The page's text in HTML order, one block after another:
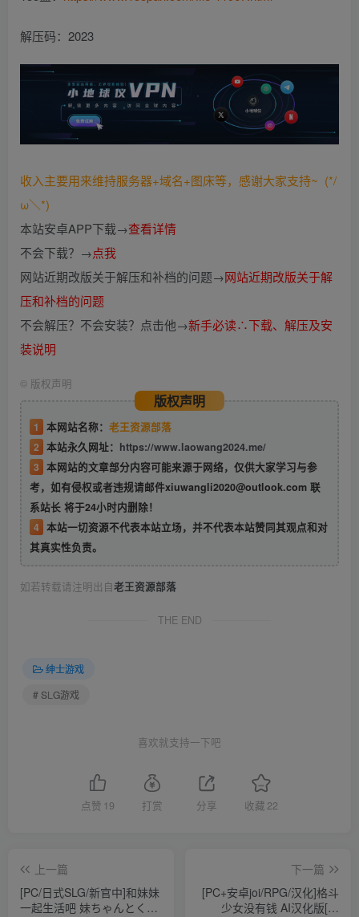
解压码：2023
收入主要用来维持服务器+域名+图床等，感谢大家支持~ (*/
ω＼*)
本站安卓APP下载→查看详情
不会下载？→点我
网站近期改版关于解压和补档的问题→网站近期改版关于解
压和补档的问题
不会解压？不会安装？点击他→新手必读∴下载、解压及安
装说明
© 版权声明
版权声明
1 本网站名称： 老王资源部落
2 本站永久网址： https://www.laowang2024.me/
3 本网站的文章部分内容可能来源于网络，仅供大家学习与参
考，如有侵权或者违规请邮件xiuwangli2020@outlook.com 联
系站长 将于24小时内删除！
4 本站一切资源不代表本站立场，并不代表本站赞同其观点和对
其真实性负责。
如若转载请注明出自老王资源部落
THE END
绅士游戏
# SLG游戏
喜欢就支持一下吧
点赞 19 打赏 分享 收藏 22
上一篇
[PC/日式SLG/新官中]和妹妹
一起生活吧 妹ちゃんとくら
下一篇
[PC+安卓joi/RPG/汉化]格斗
少女没有钱 AI汉化版[度